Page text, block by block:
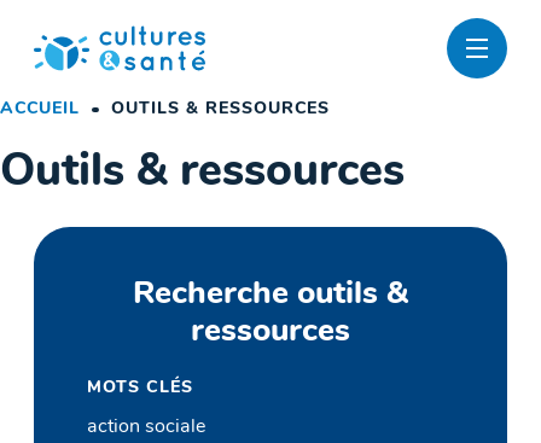
contenu
ACCUEIL OUTILS & RESSOURCES
Outils & ressources
Recherche outils &
ressources
MOTS CLÉS